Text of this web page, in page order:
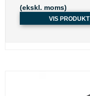
(ekskl. moms)
VIS PRODUKT